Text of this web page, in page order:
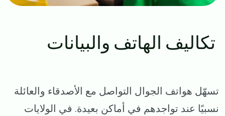
تكاليف الهاتف والبيانات
تسهّل هواتف الجوال التواصل مع الأصدقاء والعائلة
نسبيًا عند تواجدهم في أماكن بعيدة. في الولايات